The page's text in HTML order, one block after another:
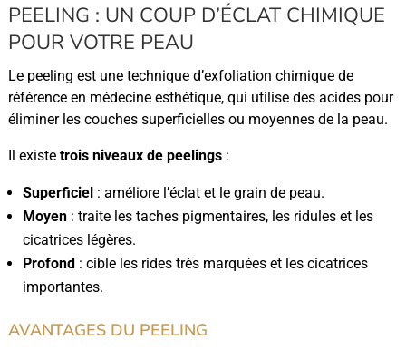
PEELING : UN COUP D’ÉCLAT CHIMIQUE
POUR VOTRE PEAU
Le peeling est une technique d’exfoliation chimique de
référence en médecine esthétique, qui utilise des acides pour
éliminer les couches superficielles ou moyennes de la peau.
Il existe trois niveaux de peelings:
Superficiel: améliore l’éclat et le grain de peau.
Moyen: traite les taches pigmentaires, les ridules et les
cicatrices légères.
Profond: cible les rides très marquées et les cicatrices
importantes.
AVANTAGES DU PEELING